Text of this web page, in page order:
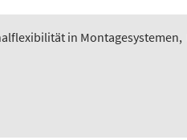
in Montagesystemen,